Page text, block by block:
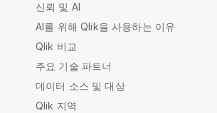
신뢰 및 AI
AI를 위해 Qlik을 사용하는 이유
Qlik 비교
주요 기술 파트너
데이터 소스 및 대상
Qlik 지역